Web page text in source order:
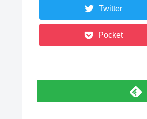
Twitter
Pocket